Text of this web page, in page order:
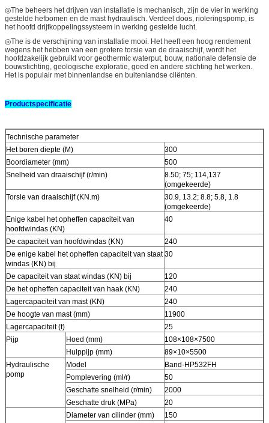
◎The beheers het drijven van installatie is mechanisch, zijn de vier in werking
gestelde hefbomen en de mast hydraulisch. Verdeel doos, rioleringspomp, is
het hoofd drijfkoppelingssysteem in werking gestelde lucht.
◎The is de verschijning van installatie mooi. Het heeft een hoog rendement
wegens het hebben van een grotere torsie van de draaischijf, wordt het
hoofdzakelijk gebruikt voor geothermic waterput, bouw, nationale defensie de
bouwstichting, geologische exploratie, goed en andere stichting het werken.
Het is populair met binnenlandse en buitenlandse cliënten.
Productspecificatie
Technische parameter
Het boren diepte (M)
300
Boordiameter (mm)
500
Snelheid van draaischijf (r/min)
8.50; 75; 114,137
(omgekeerde)
Torsie van draaischijf (KN.m)
30.9, 13.2; 8.8; 5.8, 1.8
(omgekeerde)
Enige kabel het opheffen capaciteit van
hoofdwindas (KN)
40
De capaciteit van hoofdwindas (KN)
240
De enige kabel het opheffen capaciteit van staat
windas (KN) bij
30
De capaciteit van staat windas (KN) bij
120
De het opheffen capaciteit van haak (KN)
240
Lagercapaciteit van mast (KN)
240
De hoogte van mast (mm)
11900
Lagercapaciteit (t)
25
Pijp
Hoed (mm)
108×108×7500
Hulppijp (mm)
89×10×5500
Hydraulische
pomp
Model
Band-HP532FH
Pomplevering (ml/r)
50
Geschatte snelheid (r/min)
2000
Geschatte druk (MPa)
20
Diameter van cilinder (mm)
150